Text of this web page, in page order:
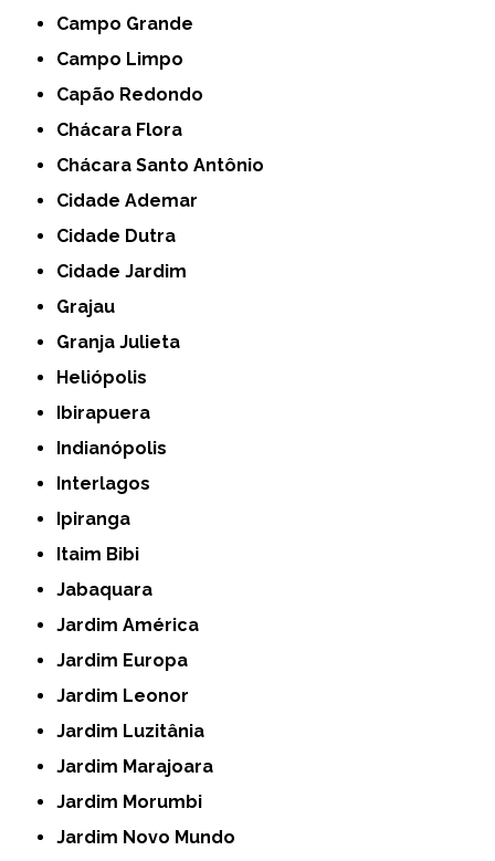
Campo Grande
Campo Limpo
Capão Redondo
Chácara Flora
Chácara Santo Antônio
Cidade Ademar
Cidade Dutra
Cidade Jardim
Grajau
Granja Julieta
Heliópolis
Ibirapuera
Indianópolis
Interlagos
Ipiranga
Itaim Bibi
Jabaquara
Jardim América
Jardim Europa
Jardim Leonor
Jardim Luzitânia
Jardim Marajoara
Jardim Morumbi
Jardim Novo Mundo